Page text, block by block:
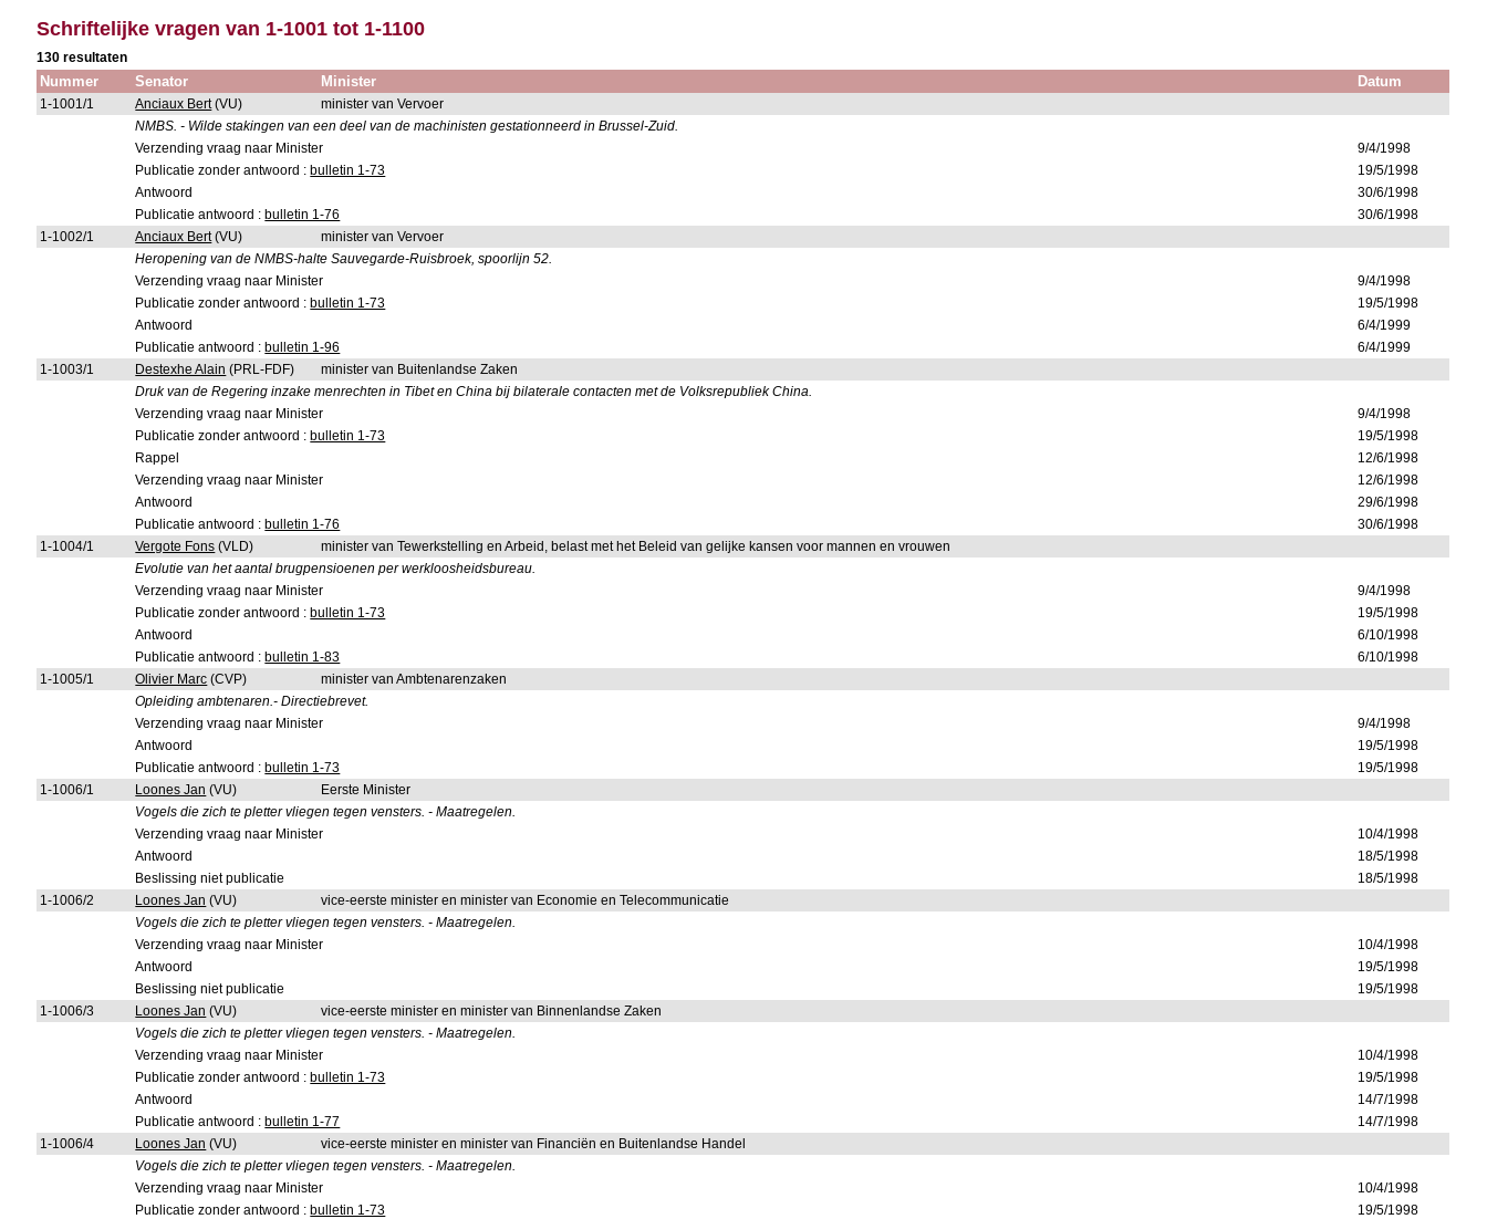
Schriftelijke vragen van 1-1001 tot 1-1100
130 resultaten
Nummer Senator Minister Datum
1-1001/1 Anciaux Bert(VU)
minister van Vervoer
NMBS. - Wilde stakingen van een deel van de machinisten gestationneerd in Brussel-Zuid.
Verzending vraag naar Minister
9/4/1998
Publicatie zonder antwoord : bulletin 1-73
19/5/1998
Antwoord
30/6/1998
Publicatie antwoord : bulletin 1-76
30/6/1998
1-1002/1
Anciaux Bert(VU)
minister van Vervoer
Heropening van de NMBS-halte Sauvegarde-Ruisbroek, spoorlijn 52.
Verzending vraag naar Minister
9/4/1998
Publicatie zonder antwoord : bulletin 1-73
19/5/1998
Antwoord
6/4/1999
Publicatie antwoord : bulletin 1-96
6/4/1999
1-1003/1
Destexhe Alain (PRL-FDF)
minister van Buitenlandse Zaken
Druk van de Regering inzake menrechten in Tibet en China bij bilaterale contacten met de Volksrepubliek China.
Verzending vraag naar Minister
9/4/1998
Publicatie zonder antwoord : bulletin 1-73
19/5/1998
Rappel
12/6/1998
Verzending vraag naar Minister
12/6/1998
Antwoord
29/6/1998
Publicatie antwoord : bulletin 1-76
30/6/1998
1-1004/1
Vergote Fons (VLD)
minister van Tewerkstelling en Arbeid, belast met het Beleid van gelijke kansen voor mannen en vrouwen
Evolutie van het aantal brugpensioenen per werkloosheidsbureau.
Verzending vraag naar Minister
9/4/1998
Publicatie zonder antwoord : bulletin 1-73
19/5/1998
Antwoord
6/10/1998
Publicatie antwoord : bulletin 1-83
6/10/1998
1-1005/1
Olivier Marc (CVP)
minister van Ambtenarenzaken
Opleiding ambtenaren.- Directiebrevet.
Verzending vraag naar Minister
9/4/1998
Antwoord
19/5/1998
Publicatie antwoord : bulletin 1-73
19/5/1998
1-1006/1
Loones Jan (VU)
Eerste Minister
Vogels die zich te pletter vliegen tegen vensters. - Maatregelen.
Verzending vraag naar Minister
10/4/1998
Antwoord
18/5/1998
Beslissing niet publicatie
18/5/1998
1-1006/2
Loones Jan (VU)
vice-eerste minister en minister van Economie en Telecommunicatie
Vogels die zich te pletter vliegen tegen vensters. - Maatregelen.
Verzending vraag naar Minister
10/4/1998
Antwoord
19/5/1998
Beslissing niet publicatie
19/5/1998
1-1006/3
Loones Jan (VU)
vice-eerste minister en minister van Binnenlandse Zaken
Vogels die zich te pletter vliegen tegen vensters. - Maatregelen.
Verzending vraag naar Minister
10/4/1998
Publicatie zonder antwoord : bulletin 1-73
19/5/1998
Antwoord
14/7/1998
Publicatie antwoord : bulletin 1-77
14/7/1998
1-1006/4
Loones Jan (VU)
vice-eerste minister en minister van Financiën en Buitenlandse Handel
Vogels die zich te pletter vliegen tegen vensters. - Maatregelen.
Verzending vraag naar Minister
10/4/1998
Publicatie zonder antwoord : bulletin 1-73
19/5/1998